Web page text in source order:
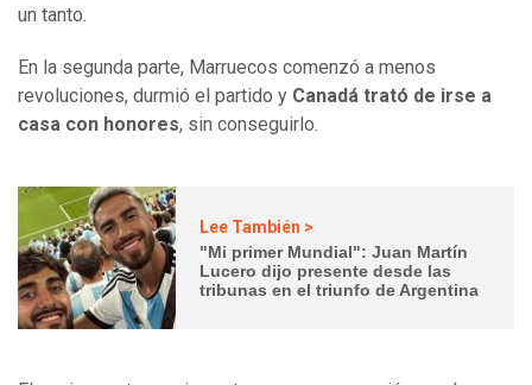
un tanto.
En la segunda parte, Marruecos comenzó a menos
revoluciones, durmió el partido y Canadá trató de irse a
casa con honores, sin conseguirlo.
Lee También >
"Mi primer Mundial": Juan Martín
Lucero dijo presente desde las
tribunas en el triunfo de Argentina